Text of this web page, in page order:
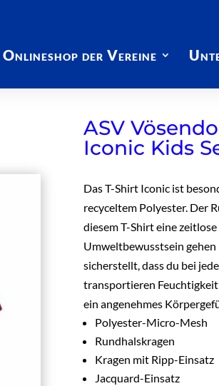
Onlineshop der Vereine
ASV
Iconic Kids
Das T-Shirt Iconic ist
recyceltem Polyester. Der
diesem T-Shirt eine
Umweltbewusstsein
sicherstellt, dass du bei
transportieren
ein angenehmes
Polyester-Micro-Mesh
Rundhalskragen
Kragen mit Ripp-Einsatz
Jacquard-Einsatz